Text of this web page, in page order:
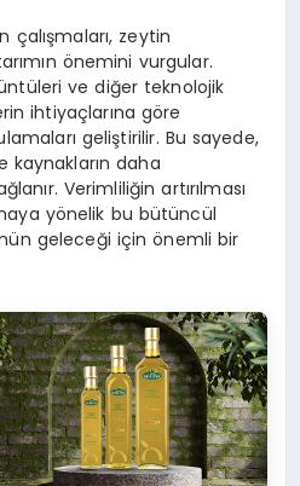
çalışmaları, zeytin
önemini vurgular.
ve diğer teknolojik
ihtiyaçlarına göre
geliştirilir. Bu sayede,
kaynakların daha
Verimliliğin artırılması
yönelik bu bütüncül
geleceği için önemli bir